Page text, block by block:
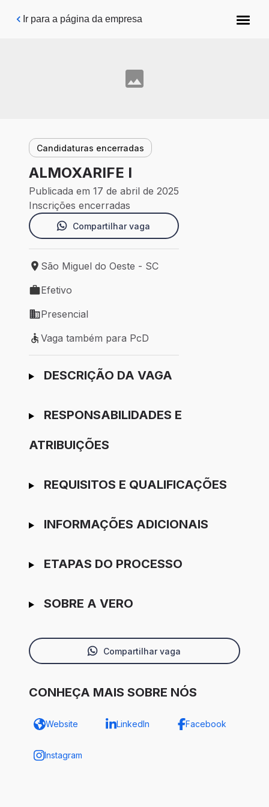
Pular para o conteúdo principal
Ir para a página da empresa
Candidaturas encerradas
ALMOXARIFE I
Publicada em 17 de abril de 2025
Inscrições encerradas
Compartilhar vaga
Local de trabalho: São Miguel do Oeste - SC
São Miguel do Oeste - SC
Tipo de vaga: Efetivo
Efetivo
Modelo de trabalho: Presencial
Presencial
Vaga também para PcD
Vaga também para PcD
Ir para candidatura
DESCRIÇÃO DA VAGA
RESPONSABILIDADES E
ATRIBUIÇÕES
REQUISITOS E QUALIFICAÇÕES
INFORMAÇÕES ADICIONAIS
ETAPAS DO PROCESSO
SOBRE A VERO
Compartilhar vaga
CONHEÇA MAIS SOBRE NÓS
Website LinkedIn Facebook
Instagram